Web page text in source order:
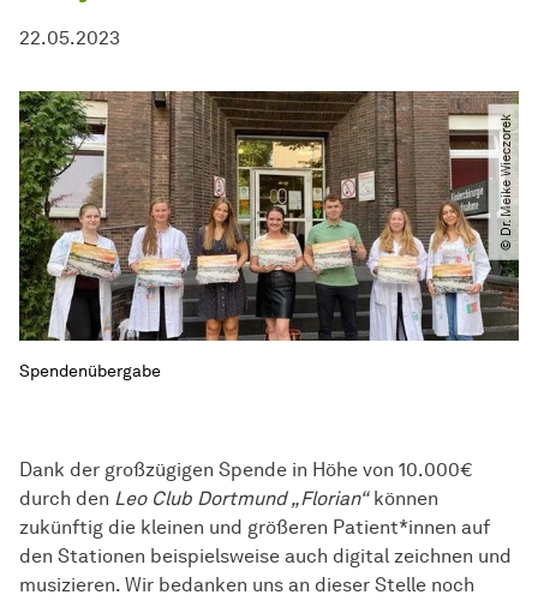
22.05.2023
© Dr. Meike Wieczorek
Spendenübergabe
Dank der großzügigen Spende in Höhe von 10.000€
durch den Leo Club Dortmund „Florian“können
zukünftig die kleinen und größeren Patient*innen auf
den Stationen beispielsweise auch digital zeichnen und
musizieren. Wir bedanken uns an dieser Stelle noch